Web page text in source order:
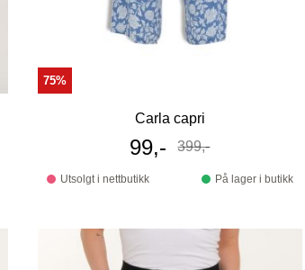
75%
Carla capri
Tilbudspris
99,- Før
399,-
Utsolgt i nettbutikk På lager i butikk